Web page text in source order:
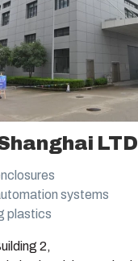
LTD
systems
plastics
2,